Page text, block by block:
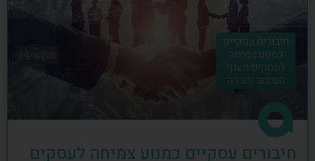
חיבורים עסקיים כמנוע צמיחה לעסקים